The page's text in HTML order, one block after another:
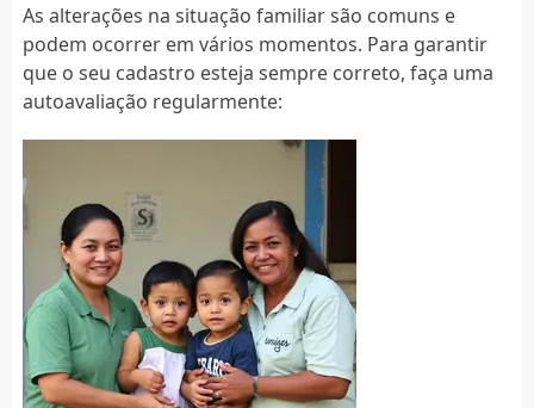
As alterações na situação familiar são comuns e
podem ocorrer em vários momentos. Para garantir
que o seu cadastro esteja sempre correto, faça uma
autoavaliação regularmente: